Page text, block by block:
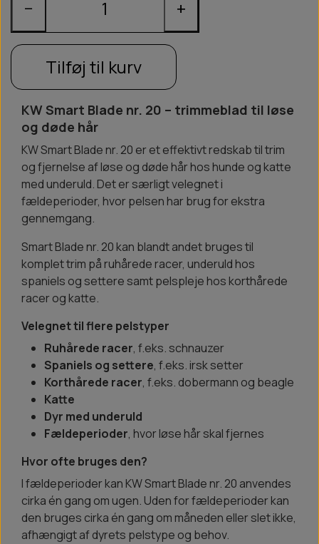
− +
Tilføj til kurv
KW Smart Blade nr. 20 – trimmeblad til løse
og døde hår
KW Smart Blade nr. 20 er et effektivt redskab til trim
og fjernelse af løse og døde hår hos hunde og katte
med underuld. Det er særligt velegnet i
fældeperioder, hvor pelsen har brug for ekstra
gennemgang.
Smart Blade nr. 20 kan blandt andet bruges til
komplet trim på ruhårede racer, underuld hos
spaniels og settere samt pelspleje hos korthårede
racer og katte.
Velegnet til flere pelstyper
Ruhårede racer, f.eks. schnauzer
Spaniels og settere, f.eks. irsk setter
Korthårede racer, f.eks. dobermann og beagle
Katte
Dyr med underuld
Fældeperioder, hvor løse hår skal fjernes
Hvor ofte bruges den?
I fældeperioder kan KW Smart Blade nr. 20 anvendes
cirka én gang om ugen. Uden for fældeperioder kan
den bruges cirka én gang om måneden eller slet ikke,
afhængigt af dyrets pelstype og behov.